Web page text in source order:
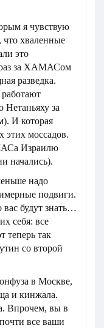
я чувствую
хваленные
это
раз за ХАМАСом
разведка.
Нетаньяху за
И которая
этих моссадов.
Израилю
начались).
надо
подвиги.
будут знать…
себя: все
теперь так
со второй
в Москве,
и кинжала.
Впрочем, вы в
все ваши